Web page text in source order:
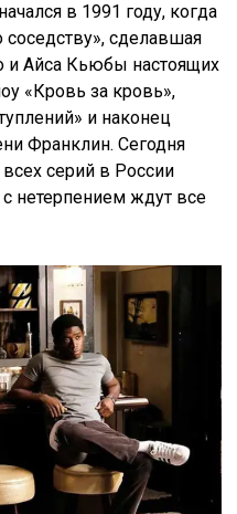
в 1991 году, когда
сделавшая
Айса Кьюбы настоящих
«Кровь за кровь»,
и наконец
Франклин. Сегодня
серий в России
нетерпением ждут все